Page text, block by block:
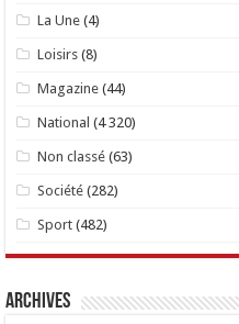
La Une (4)
Loisirs (8)
Magazine (44)
National (4 320)
Non classé (63)
Société (282)
Sport (482)
Archives